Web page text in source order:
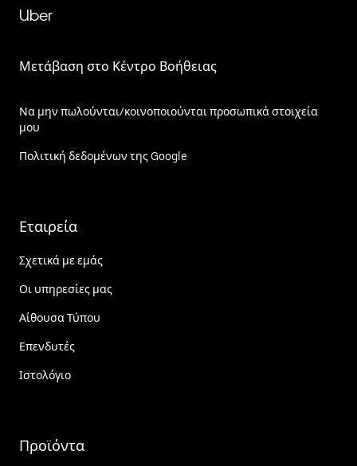
Uber
Μετάβαση στο Κέντρο Βοήθειας
Να μην πωλούνται/κοινοποιούνται προσωπικά στοιχεία
μου
Πολιτική δεδομένων της Google
Εταιρεία
Σχετικά με εμάς
Οι υπηρεσίες μας
Αίθουσα Τύπου
Επενδυτές
Ιστολόγιο
Προϊόντα